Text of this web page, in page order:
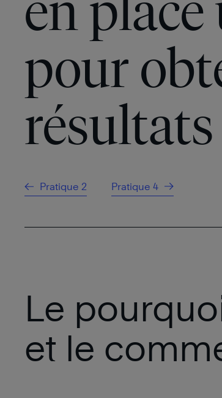
pour
résultats
Pratique 2 Pratique 4
Le
et le